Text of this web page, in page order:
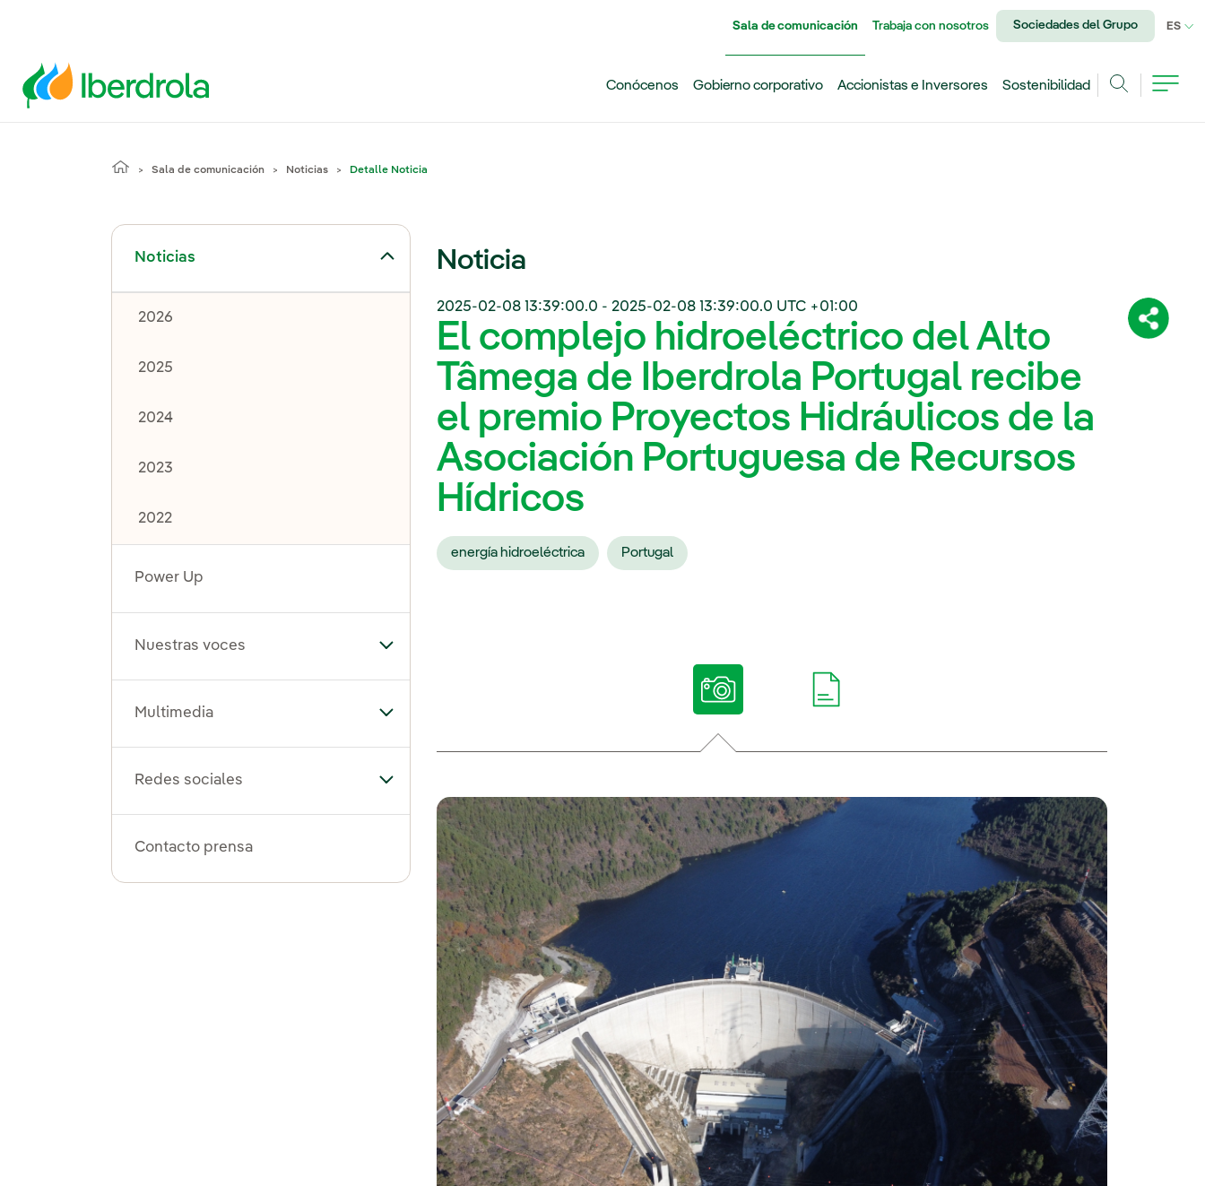
Sala de comunicación Trabaja con nosotros Sociedades del Grupo ES
Conócenos Gobierno corporativo Accionistas e Inversores
Sostenibilidad
Sala de comunicación Noticias Detalle Noticia
Noticias
Alternar el submenú para Noticias
2026
2025
2024
2023
2022
Power Up
Nuestras voces Alternar el submenú para Nuestras voces
Multimedia Alternar el submenú para Multimedia
Redes sociales Alternar el submenú para Redes sociales
Contacto prensa
Noticia
2025-02-08 13:39:00.0 - 2025-02-08 13:39:00.0 UTC +01:00
El complejo hidroeléctrico del Alto
Tâmega de Iberdrola Portugal recibe
el premio Proyectos Hidráulicos de la
Asociación Portuguesa de Recursos
Hídricos
energía hidroeléctrica Portugal